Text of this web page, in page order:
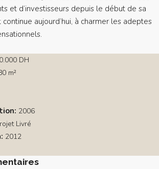
et d’investisseurs depuis le début de sa
aujourd’hui, à charmer les adeptes
DH
m²
2006
Livré
2012